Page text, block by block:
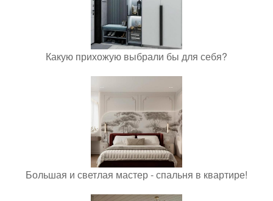
Какую прихожую выбрали бы для себя?
Большая и светлая мастер - спальня в квартире!